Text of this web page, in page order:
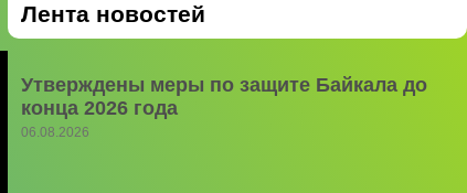
Лента новостей
Утверждены меры по защите Байкала до
конца 2026 года
06.08.2026